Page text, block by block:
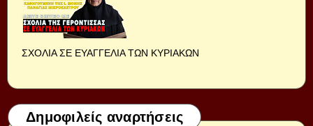
ΣΧΟΛΙΑ ΣΕ ΕΥΑΓΓΕΛΙΑ ΤΩΝ ΚΥΡΙΑΚΩΝ
Δημοφιλείς αναρτήσεις